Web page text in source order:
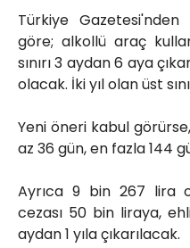
Türkiye
göre; alkollü araç
sınırı 3 aydan 6 aya
olacak. İki yıl olan üst
Yeni öneri kabul
az 36 gün, en fazla 144
Ayrıca 9 bin 267 lira
cezası 50 bin liraya,
aydan 1 yıla çıkarılacak.